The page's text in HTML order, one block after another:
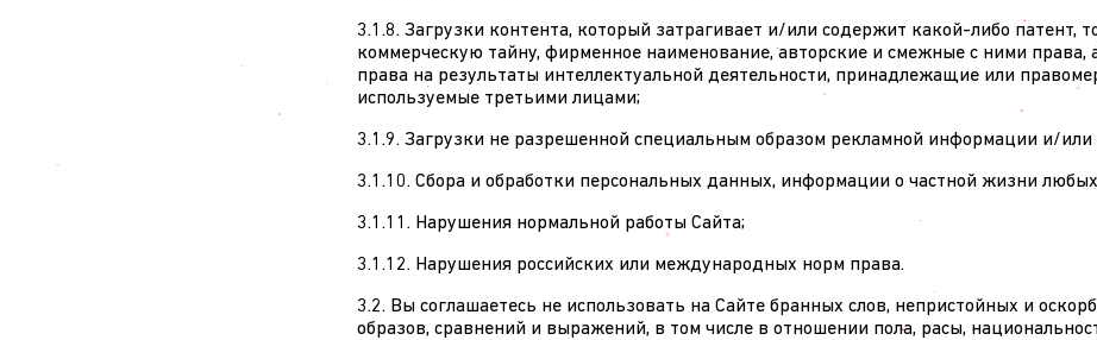
3.1.8. Загрузки контента, который затрагивает и/или содержит какой-либо патент,
коммерческую тайну, фирменное наименование, авторские и смежные с ними права,
права на результаты интеллектуальной деятельности, принадлежащие или
используемые третьими лицами;
3.1.9. Загрузки не разрешенной специальным образом рекламной информации и/или
3.1.10. Сбора и обработки персональных данных, информации о частной жизни
3.1.11. Нарушения нормальной работы Сайта;
3.1.12. Нарушения российских или международных норм права.
3.2. Вы соглашаетесь не использовать на Сайте бранных слов, непристойных и
образов, сравнений и выражений, в том числе в отношении пола, расы,